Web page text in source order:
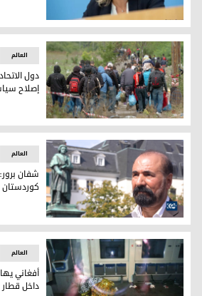
برلين تدرس إنشاء نقاط تفتيش
دول الاتحاد ألأوروبي تحاول تحريك
العالم
دول
إصلاح
شفان برور: غنيت لكل مدينة في
العالم
شفان
كوردستان
العالم
أفغاني
داخل قطار